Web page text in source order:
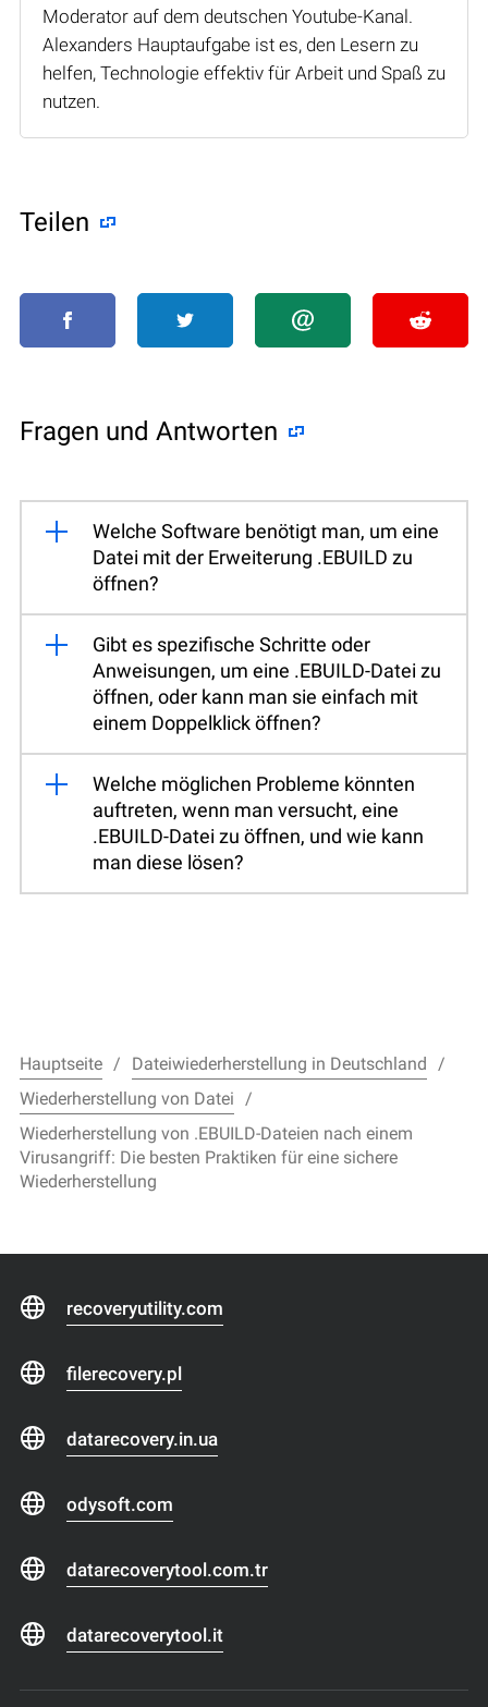
Moderator auf dem deutschen Youtube-Kanal.
Alexanders Hauptaufgabe ist es, den Lesern zu
helfen, Technologie effektiv für Arbeit und Spaß zu
nutzen.
Teilen
Fragen und Antworten
Welche Software benötigt man, um eine
Datei mit der Erweiterung .EBUILD zu
öffnen?
Gibt es spezifische Schritte oder
Anweisungen, um eine .EBUILD-Datei zu
öffnen, oder kann man sie einfach mit
einem Doppelklick öffnen?
Welche möglichen Probleme könnten
auftreten, wenn man versucht, eine
.EBUILD-Datei zu öffnen, und wie kann
man diese lösen?
Hauptseite
Dateiwiederherstellung in Deutschland
Wiederherstellung von Datei
Wiederherstellung von .EBUILD-Dateien nach einem
Virusangriff: Die besten Praktiken für eine sichere
Wiederherstellung
recoveryutility.com
filerecovery.pl
datarecovery.in.ua
odysoft.com
datarecoverytool.com.tr
datarecoverytool.it